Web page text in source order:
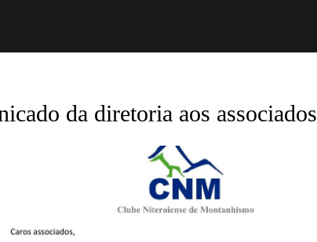
da diretoria aos associados